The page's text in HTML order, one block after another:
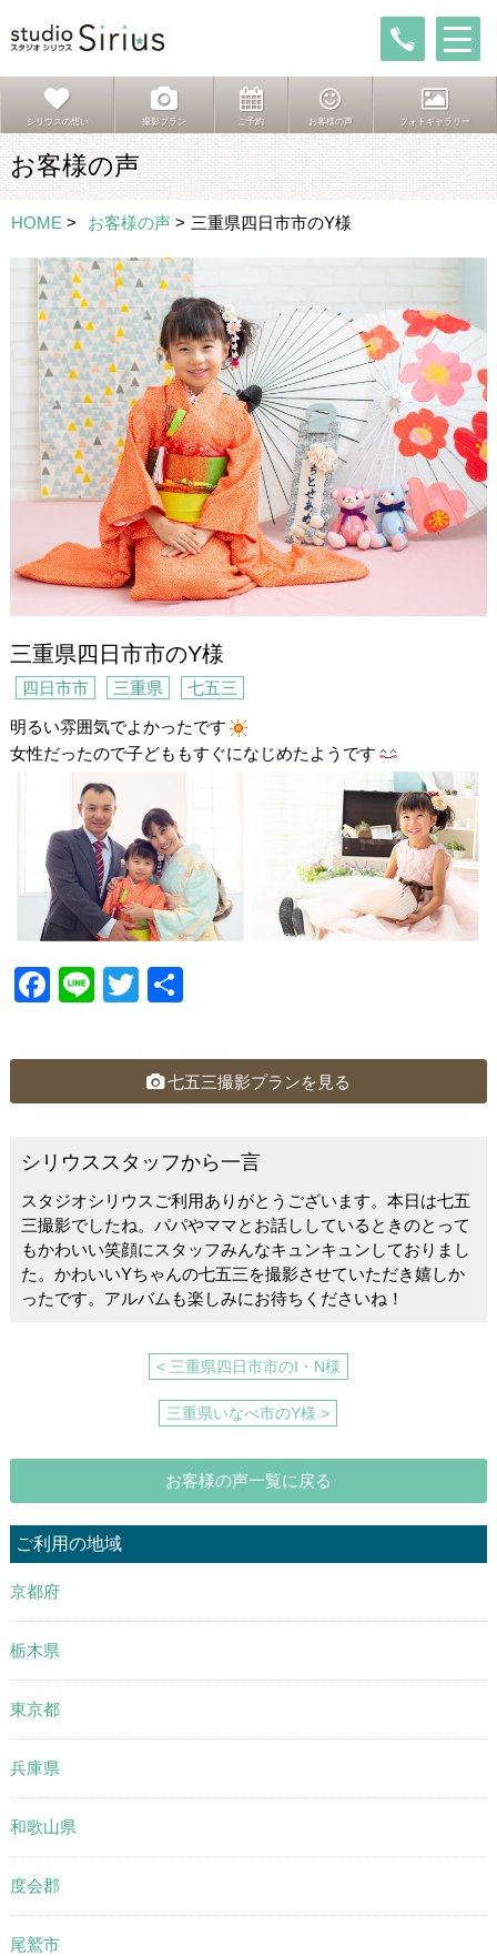
シリウスの想い 撮影プラン ご予約 お客様の声 フォトギャラリー
お客様の声
HOME > お客様の声 > 三重県四日市市のY様
三重県四日市市のY様
四日市市 三重県 七五三
明るい雰囲気でよかったです
女性だったので子どももすぐになじめたようです
F
c
o
o
k
Li
e
T
tt
er七五三撮影プランを見る
シリウススタッフから一言
スタジオシリウスご利用ありがとうございます。本日は七五
三撮影でしたね。パパやママとお話ししているときのとって
もかわいい笑顔にスタッフみんなキュンキュンしておりまし
た。かわいいYちゃんの七五三を撮影させていただき嬉しか
ったです。アルバムも楽しみにお待ちくださいね！
< 三重県四日市市のI・N様
三重県いなべ市のY様 >
お客様の声一覧に戻る
ご利用の地域
京都府
栃木県
東京都
兵庫県
和歌山県
度会郡
尾鷲市